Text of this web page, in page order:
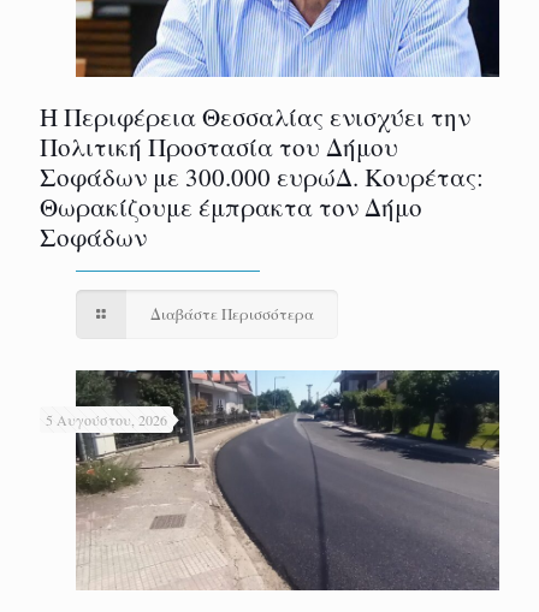
Η Περιφέρεια Θεσσαλίας ενισχύει την
Πολιτική Προστασία του Δήμου
Σοφάδων με 300.000 ευρώΔ. Κουρέτας:
Θωρακίζουμε έμπρακτα τον Δήμο
Σοφάδων
Διαβάστε Περισσότερα
5 Αυγούστου, 2026